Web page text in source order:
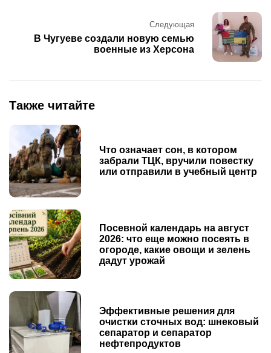
Следующая
В Чугуеве создали новую семью
военные из Херсона
Также читайте
Что означает сон, в котором
забрали ТЦК, вручили повестку
или отправили в учебный центр
Посевной календарь на август
2026: что еще можно посеять в
огороде, какие овощи и зелень
дадут урожай
Эффективные решения для
очистки сточных вод: шнековый
сепаратор и сепаратор
нефтепродуктов